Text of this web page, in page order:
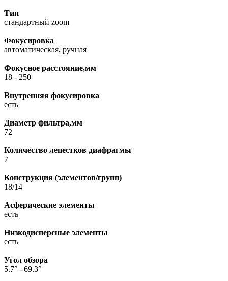
Тип
стандартный zoom
Фокусировка
автоматическая, ручная
Фокусное расстояние,мм
18 - 250
Внутренняя фокусировка
есть
Диаметр фильтра,мм
72
Количество лепестков диафрагмы
7
Конструкция (элементов/групп)
18/14
Асферические элементы
есть
Низкодисперсные элементы
есть
Угол обзора
5.7° - 69.3°